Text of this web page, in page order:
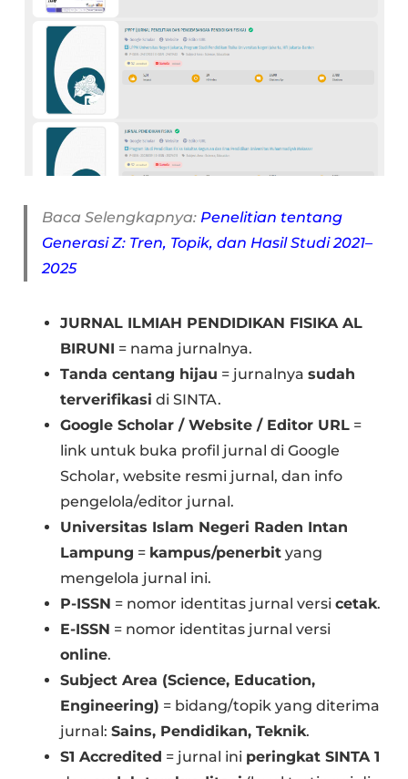
Baca Selengkapnya: Penelitian tentang
Generasi Z: Tren, Topik, dan Hasil Studi 2021–
2025
JURNAL ILMIAH PENDIDIKAN FISIKA AL
BIRUNI = nama jurnalnya.
Tanda centang hijau = jurnalnyasudah
terverifikasi di SINTA.
Google Scholar / Website / Editor URL =
link untuk buka profil jurnal di Google
Scholar, website resmi jurnal, dan info
pengelola/editor jurnal.
Universitas Islam Negeri Raden Intan
Lampung = kampus/penerbit yang
mengelola jurnal ini.
P-ISSN = nomor identitas jurnal versicetak.
E-ISSN = nomor identitas jurnal versi
online.
Subject Area (Science, Education,
Engineering) = bidang/topik yang diterima
jurnal:Sains, Pendidikan, Teknik.
S1 Accredited = jurnal ini peringkat SINTA 1